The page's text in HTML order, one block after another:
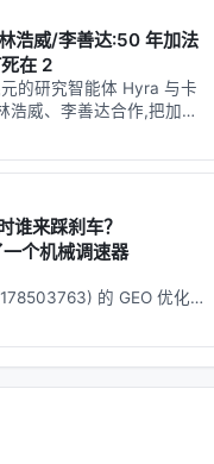
Learning, Jul 2025,
角看，它回应的是「如
。若将经典搜索栈比作
浩威/李善达:50 年加法
在 2
的研究智能体 Hyra 与卡
浩威、李善达合作,把加法
题彻底关上:有限整数集 A
A|$ 之间的最优指数…
谁来踩刹车？
个机械调速器
的 GEO 优化版
，增强结构化数据和
**一句话结论**：本文解